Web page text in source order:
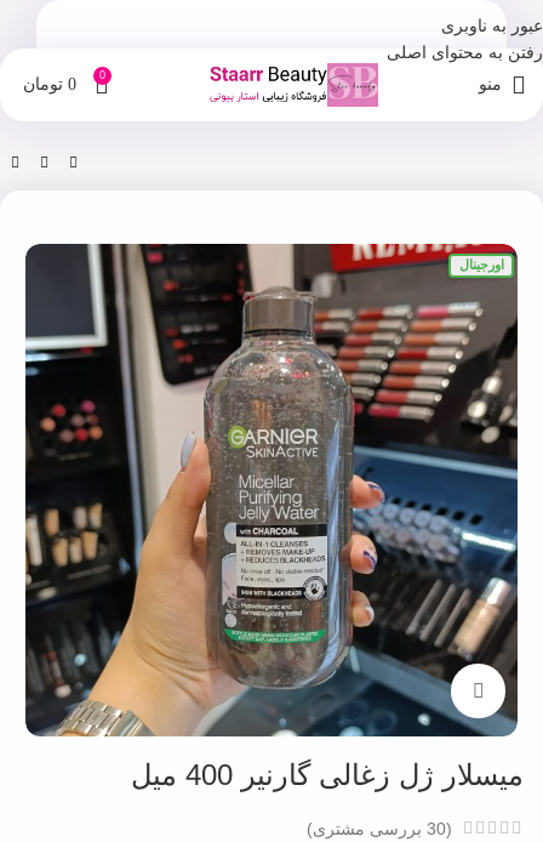
عبور به ناوبری
رفتن به محتوای اصلی
منو 0
0 تومان
خانه فروشگاه آرایش پاک کن و میسلار واتر
اورجینال
بزرگنمایی تصویر
میسلار ژل زغالی گارنیر 400 میل
(
30 بررسی مشتری)